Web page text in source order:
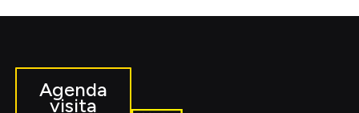
Agenda
visita